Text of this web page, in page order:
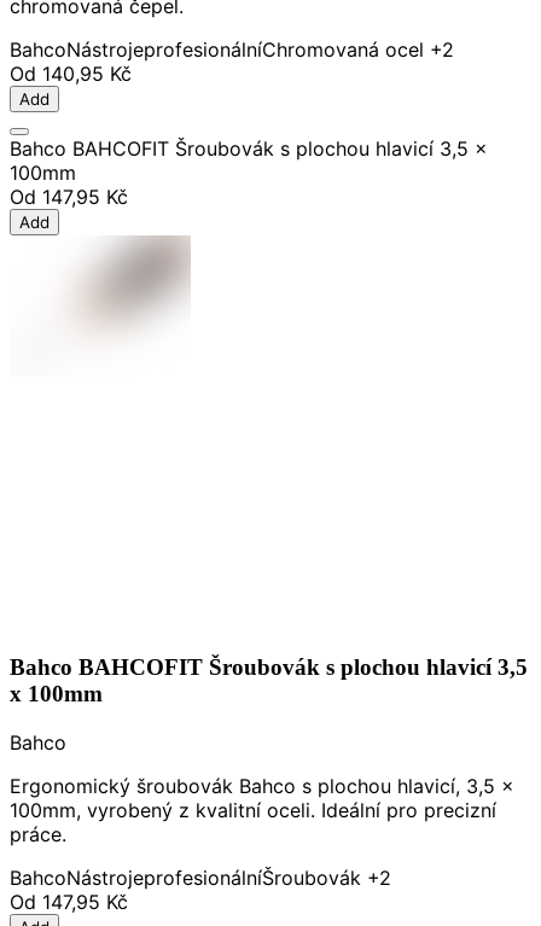
chromovaná čepel.
BahcoNástrojeprofesionálníChromovaná ocel +2
Od 140,95 Kč
Add
Bahco BAHCOFIT Šroubovák s plochou hlavicí 3,5 x
100mm
Od 147,95 Kč
Add
Bahco BAHCOFIT Šroubovák s plochou hlavicí 3,5
x 100mm
Bahco
Ergonomický šroubovák Bahco s plochou hlavicí, 3,5 x
100mm, vyrobený z kvalitní oceli. Ideální pro precizní
práce.
BahcoNástrojeprofesionálníŠroubovák +2
Od 147,95 Kč